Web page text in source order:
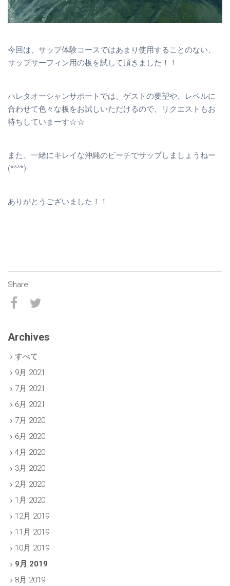
今回は、サップ体験コースではあまり使用することのない、
サップサーフィン用の板を試して頂きました！！
ハレタオーシャンサポートでは、ゲストの要望や、レベルに
合わせて色々な板をお試しいただけるので、リクエストもお
待ちしていまーす☆☆
また、一緒にキレイな沖縄のビーチでサップしましょうねー
(*^^*)
ありがとうございました！！
Archives
すべて
9月 2021
7月 2021
6月 2021
7月 2020
6月 2020
4月 2020
3月 2020
2月 2020
1月 2020
12月 2019
11月 2019
10月 2019
9月 2019
8月 2019